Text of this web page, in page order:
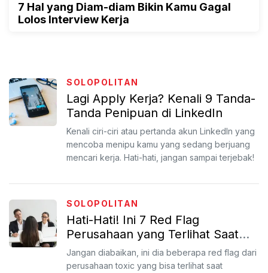
7 Hal yang Diam-diam Bikin Kamu Gagal
Lolos Interview Kerja
SOLOPOLITAN
Lagi Apply Kerja? Kenali 9 Tanda-
Tanda Penipuan di LinkedIn
Kenali ciri-ciri atau pertanda akun LinkedIn yang
mencoba menipu kamu yang sedang berjuang
mencari kerja. Hati-hati, jangan sampai terjebak!
SOLOPOLITAN
Hati-Hati! Ini 7 Red Flag
Perusahaan yang Terlihat Saat
Interview Kerja
Jangan diabaikan, ini dia beberapa red flag dari
perusahaan toxic yang bisa terlihat saat